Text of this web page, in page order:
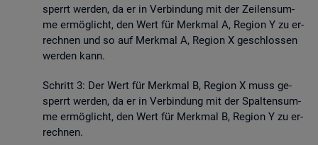
sperrt wer­den, da er in Ver­bin­dung mit der Zei­len­sum­
me er­mög­licht, den Wert für Merk­mal A, Re­gi­on Y zu er­
rech­nen und so auf Merk­mal A, Re­gi­on X ge­schlos­sen
wer­den kann.
Schritt 3: Der Wert für Merk­mal B, Re­gi­on X muss ge­
sperrt wer­den, da er in Ver­bin­dung mit der Spal­ten­sum­
me er­mög­licht, den Wert für Merk­mal B, Re­gi­on Y zu er­
rech­nen.